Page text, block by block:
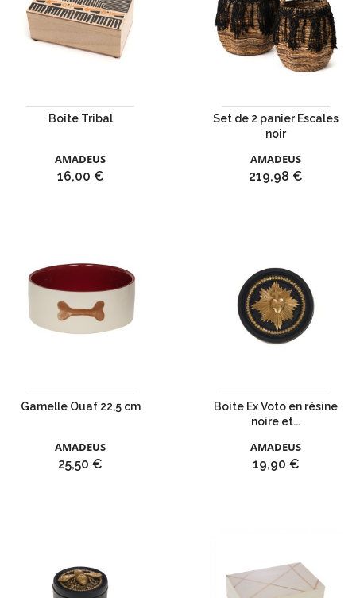
Boîte Tribal
AMADEUS
Prix
16,00 €
Set de 2 panier Escales
noir
AMADEUS
Prix
219,98 €
Gamelle Ouaf 22,5 cm
AMADEUS
Prix
25,50 €
Boite Ex Voto en résine
noire et...
AMADEUS
Prix
19,90 €